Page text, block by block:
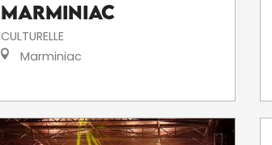
Marminiac
CULTURELLE
Marminiac